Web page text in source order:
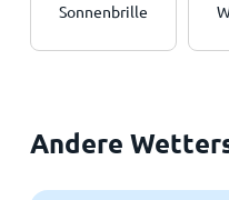
Sonnenbrille
Andere